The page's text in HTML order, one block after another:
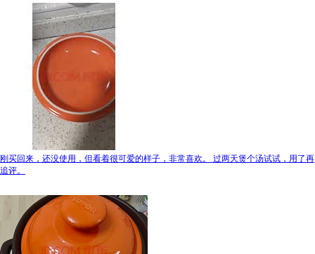
刚买回来，还没使用，但看着很可爱的样子，非常喜欢。 过两天煲个汤试试，用了再
追评。